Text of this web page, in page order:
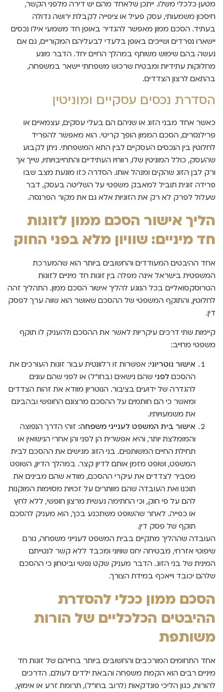
מטען כלכלי משלו. ייתכן שלאחד מהם יש דירה מלפני הקשר,
חיסכון משמעותי, עסק פעיל או ציפייה לקבלת ירושה גדולה
בעתיד. הסכם ממון מאפשר להגדיר באופן חד משמעי אילו נכסים
יישארו נפרדים ושייכים באופן בלעדי לבעליהם המקוריים, גם אם
נעשה בהם שימוש משותף במהלך החיים יחד. הדבר מונע
מחלוקות עתידיות ומבטיח שרכוש משפחתי יישאר במשפחה,
בהתאם לרצון הצדדים.
הסדרת נכסים עסקיים ומוניטין
כאשר אחד מבני הזוג או שניהם הם בעלי עסקים, עצמאיים או
פרילנסרים, הסכם הממון הופך קריטי. הוא מאפשר להפריד
לחלוטין בין הנכסים העסקיים לבין התא המשפחתי. ניתן לקבוע
שהעסק, כולל המוניטין שלו, רווחיו העתידיים והתחייבויותיו, שייך אך
ורק לבן הזוג שהקים ומנהל אותו. הסדרה כזו מונעת מצב שבו
פרידה זוגית תוביל למאבק משפטי על השליטה בעסק, דבר
שעלול לפרק לא רק את הזוגיות אלא גם את מקור הפרנסה.
הליך אישור הסכם ממון לזוגות
חד מיניים: שוויון מלא בפני החוק
אחד ההיבטים המעודדים והחשובים ביותר הוא שהמערכת
המשפטית בישראל אינה מפלה בין זוגות חד מיניים לזוגות
הטרוסקסואליים בכל הנוגע להליך אישור הסכם ממון. התהליך זהה
לחלוטין, והתוקף המשפטי של ההסכם שאושר הוא שווה ערך לפסק
דין.
קיימות שתי דרכים עיקריות לאשר את ההסכם ולהעניק לו תוקף
משפטי מחייב:
אישור נוטריוני: אפשרות זו רלוונטית עבור זוגות העורכים את
ההסכם לפני שהם נישאים (בחו"ל) או לפני שהם עונים
להגדרה של ידועים בציבור. הנוטריון מוודא את זהות הצדדים
ומאשר כי הם חותמים על ההסכם מרצונם החופשי ובהבינם
את משמעויותיו.
אישור בית המשפט לענייני משפחה: זוהי הדרך הנפוצה
והמומלצת יותר, והיא אפשרית הן לפני והן אחרי הנישואין או
תחילת החיים המשותפים. בני הזוג מגישים את ההסכם לבית
המשפט, ושופט מזמן אותם לדיון קצר. במהלך הדיון, השופט
מסביר לצדדים את עיקרי ההסכם, מוודא שהם מבינים את
תוכנו ואת העובדה שהם מוותרים על זכויות מסוימות המוקנות
להם על פי חוק, וכי החתימה נעשית מרצון חופשי, ללא לחץ
או כפייה. לאחר שהשופט משתכנע בכך, הוא מעניק להסכם
תוקף של פסק דין.
העובדה שההליך מתקיים בבית המשפט לענייני משפחה, גורם
שיפוטי אזרחי, מבטיחה יחס שוויוני ומכבד ללא קשר לנטייתם
המינית של בני הזוג. הדבר מעניק שקט נפשי וביטחון כי ההסכם
שלהם יכובד וייאכף במידת הצורך.
הסכם ממון ככלי להסדרת
ההיבטים הכלכליים של הורות
משותפת
אחד התחומים המורכבים והחשובים ביותר בחייהם של זוגות חד
מיניים רבים הוא הקמת משפחה והבאת ילדים לעולם. הדרכים
להורות, כגון הליכי פונדקאות (לרוב בחו"ל), תרומת זרע או אימוץ,